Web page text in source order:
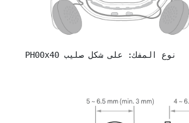
نوع المفك: على شكل صليب PH00x40